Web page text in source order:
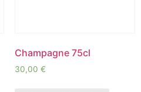
Champagne 75cl
30,00 €